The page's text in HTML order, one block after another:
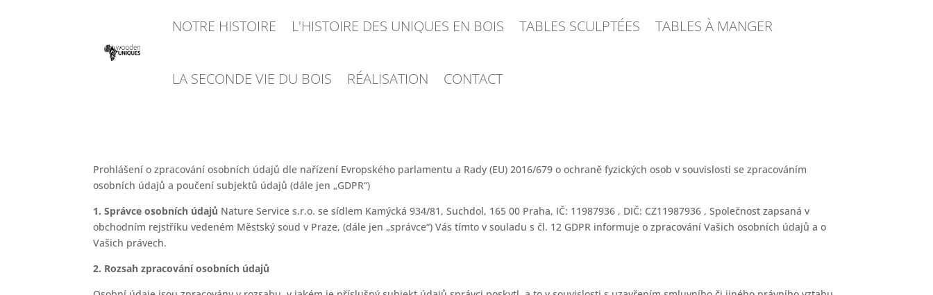
NOTRE HISTOIRE L'HISTOIRE DES UNIQUES EN BOIS TABLES SCULPTÉES TABLES À MANGER
LA SECONDE VIE DU BOIS RÉALISATION CONTACT
Prohlášení o zpracování osobních údajů dle nařízení Evropského parlamentu a Rady (EU) 2016/679 o ochraně fyzických osob v souvislosti se zpracováním
osobních údajů a poučení subjektů údajů (dále jen „GDPR“)
1. Správce osobních údajů Nature Service s.r.o. se sídlem Kamýcká 934/81, Suchdol, 165 00 Praha, IČ: 11987936 , DIČ: CZ11987936 , Společnost zapsaná v
obchodním rejstříku vedeném Městský soud v Praze, (dále jen „správce“) Vás tímto v souladu s čl. 12 GDPR informuje o zpracování Vašich osobních údajů a o
Vašich právech.
2. Rozsah zpracování osobních údajů